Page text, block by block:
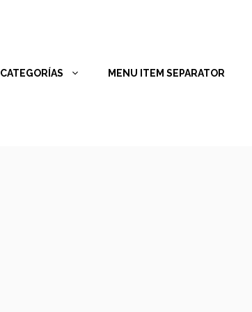
CATEGORÍAS MENU ITEM SEPARATOR